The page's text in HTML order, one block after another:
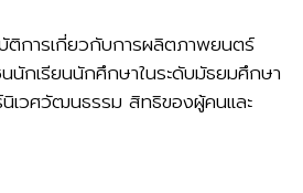
ติการเกี่ยวกับการผลิตภาพยนตร์
นักเรียนนักศึกษาในระดับมัธยมศึกษา
นิเวศวัฒนธรรม สิทธิของผู้คนและ